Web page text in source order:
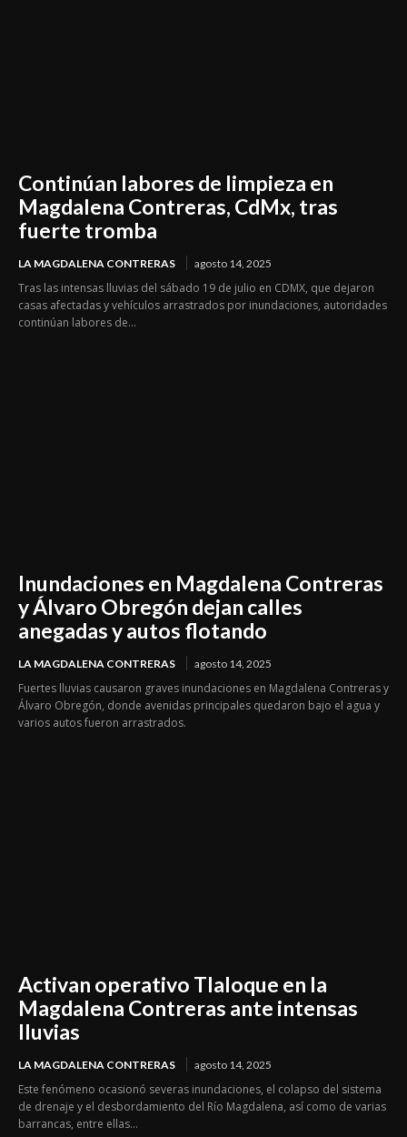
Continúan labores de limpieza en
Magdalena Contreras, CdMx, tras
fuerte tromba
LA MAGDALENA CONTRERAS agosto 14, 2025
Tras las intensas lluvias del sábado 19 de julio en CDMX, que dejaron
casas afectadas y vehículos arrastrados por inundaciones, autoridades
continúan labores de...
Inundaciones en Magdalena Contreras
y Álvaro Obregón dejan calles
anegadas y autos flotando
LA MAGDALENA CONTRERAS agosto 14, 2025
Fuertes lluvias causaron graves inundaciones en Magdalena Contreras y
Álvaro Obregón, donde avenidas principales quedaron bajo el agua y
varios autos fueron arrastrados.
Activan operativo Tlaloque en la
Magdalena Contreras ante intensas
lluvias
LA MAGDALENA CONTRERAS agosto 14, 2025
Este fenómeno ocasionó severas inundaciones, el colapso del sistema
de drenaje y el desbordamiento del Río Magdalena, así como de varias
barrancas, entre ellas...